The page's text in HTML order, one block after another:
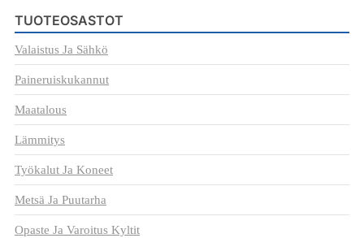
TUOTEOSASTOT
Valaistus Ja Sähkö
Paineruiskukannut
Maatalous
Lämmitys
Työkalut Ja Koneet
Metsä Ja Puutarha
Opaste Ja Varoitus Kyltit